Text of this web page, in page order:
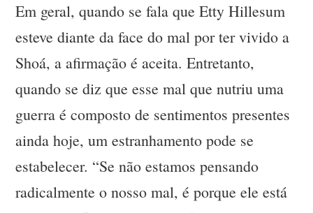
Em geral, quando se fala que Etty Hillesum
esteve diante da face do mal por ter vivido a
Shoá, a afirmação é aceita. Entretanto,
quando se diz que esse mal que nutriu uma
guerra é composto de sentimentos presentes
ainda hoje, um estranhamento pode se
estabelecer. “Se não estamos pensando
radicalmente o nosso mal, é porque ele está